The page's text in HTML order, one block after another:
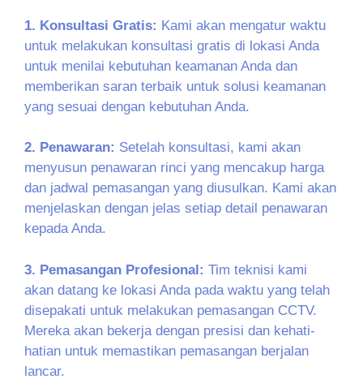
1. Konsultasi Gratis: Kami akan mengatur waktu
untuk melakukan konsultasi gratis di lokasi Anda
untuk menilai kebutuhan keamanan Anda dan
memberikan saran terbaik untuk solusi keamanan
yang sesuai dengan kebutuhan Anda.
2. Penawaran: Setelah konsultasi, kami akan
menyusun penawaran rinci yang mencakup harga
dan jadwal pemasangan yang diusulkan. Kami akan
menjelaskan dengan jelas setiap detail penawaran
kepada Anda.
3. Pemasangan Profesional: Tim teknisi kami
akan datang ke lokasi Anda pada waktu yang telah
disepakati untuk melakukan pemasangan CCTV.
Mereka akan bekerja dengan presisi dan kehati-
hatian untuk memastikan pemasangan berjalan
lancar.